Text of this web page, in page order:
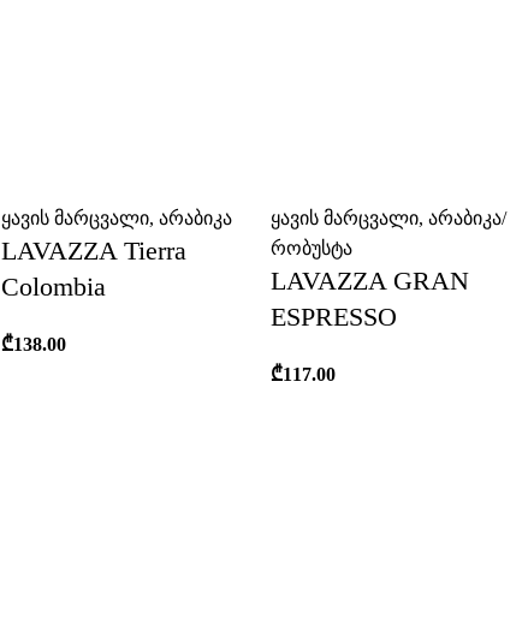
ყავის მარცვალი, არაბიკა
LAVAZZA Tierra
Colombia
₾138.00
ყავის მარცვალი, არაბიკა/
რობუსტა
LAVAZZA GRAN
ESPRESSO
₾117.00